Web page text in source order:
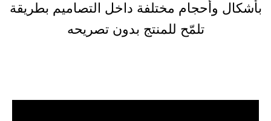
بأشكال وأحجام مختلفة داخل التصاميم بطريقة
تلمّح للمنتج بدون تصريحه